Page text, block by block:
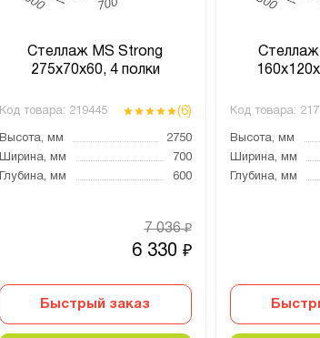
Стеллаж MS Strong
275х70х60, 4 полки
Код товара: 219445 (6)
Высота, мм
2750
Ширина, мм
700
Глубина, мм
600
6 330 ₽
7 036₽
Быстрый заказ
Код товара:
Высота, мм
Ширина, мм
Глубина, мм